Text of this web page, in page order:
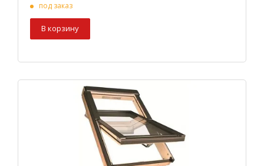
под заказ
В корзину